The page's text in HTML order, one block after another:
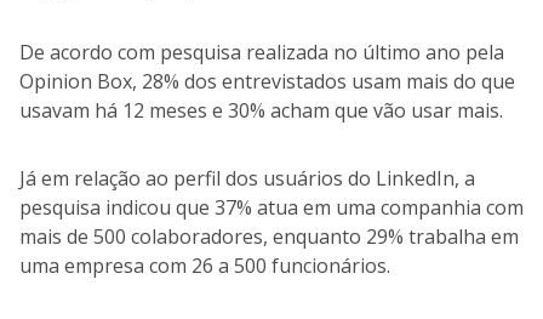
De acordo com pesquisa realizada no último ano pela
Opinion Box, 28% dos entrevistados usam mais do que
usavam há 12 meses e 30% acham que vão usar mais.
Já em relação ao perfil dos usuários do LinkedIn, a
pesquisa indicou que 37% atua em uma companhia com
mais de 500 colaboradores, enquanto 29% trabalha em
uma empresa com 26 a 500 funcionários.